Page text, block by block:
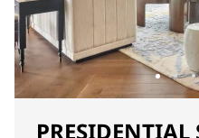
PRESIDENTIAL